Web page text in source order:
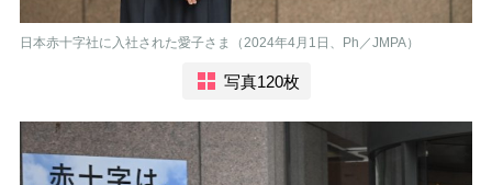
日本赤十字社に入社された愛子さま（2024年4月1日、Ph／JMPA）
写真120枚